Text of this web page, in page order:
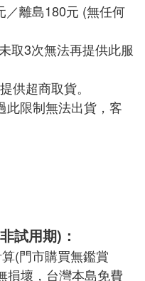
／離島180元 (無任何
取3次無法再提供此服
供超商取貨。
此限制無法出貨，客
試用期)：
(門市購買無鑑賞
損壞，台灣本島免費